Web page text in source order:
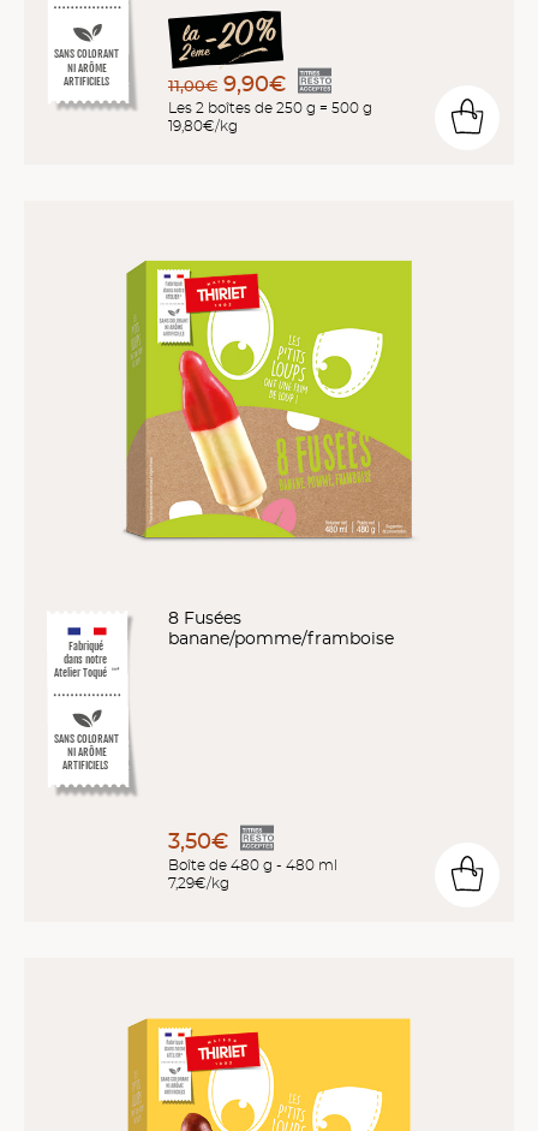
SANS COLORANT
NI ARÔME
ARTIFICIELS 11,00€ 9,90€
Les 2 boîtes de 250 g = 500 g
19,80€/kg
Fabriqué
dans notre
Atelier Toqué ™*
SANS COLORANT
NI ARÔME
ARTIFICIELS
8 Fusées
banane/pomme/framboise
3,50€
Boîte de 480 g - 480 ml
7,29€/kg